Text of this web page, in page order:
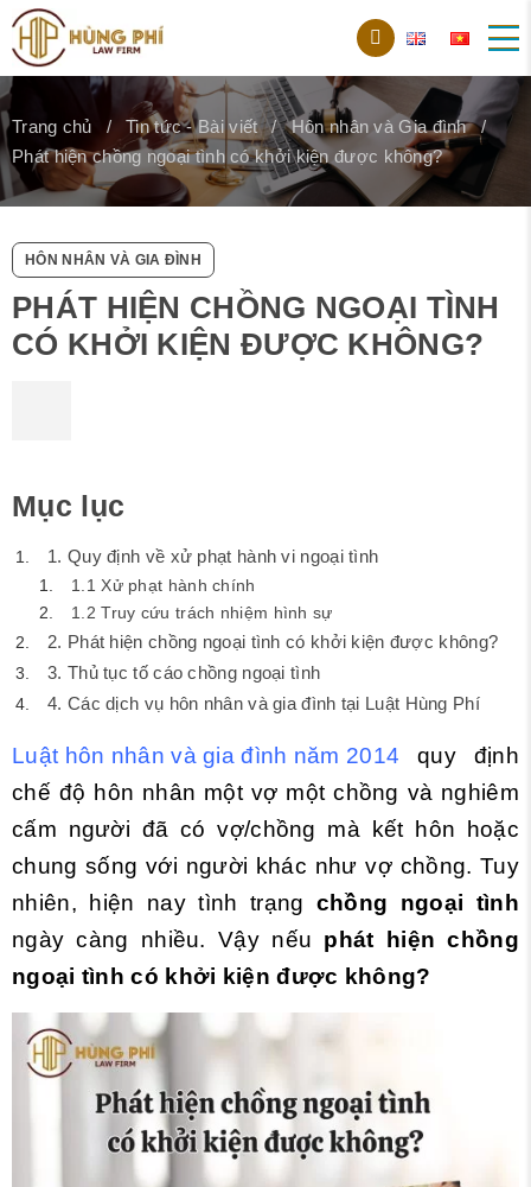
Trang chủ Tin tức - Bài viết
Hôn nhân và Gia đình
Phát hiện chồng ngoại tình có khởi kiện được không?
HÔN NHÂN VÀ GIA ĐÌNH
PHÁT HIỆN CHỒNG NGOẠI TÌNH
CÓ KHỞI KIỆN ĐƯỢC KHÔNG?
Mục lục
1. Quy định về xử phạt hành vi ngoại tình
1.1 Xử phạt hành chính
1.2 Truy cứu trách nhiệm hình sự
2. Phát hiện chồng ngoại tình có khởi kiện được không?
3. Thủ tục tố cáo chồng ngoại tình
4. Các dịch vụ hôn nhân và gia đình tại Luật Hùng Phí
Luật hôn nhân và gia đình năm 2014 quy định
chế độ hôn nhân một vợ một chồng và nghiêm
cấm người đã có vợ/chồng mà kết hôn hoặc
chung sống với người khác như vợ chồng. Tuy
nhiên, hiện nay tình trạng chồng ngoại tình
ngày càng nhiều. Vậy nếu phát hiện chồng
ngoại tình có khởi kiện được không?